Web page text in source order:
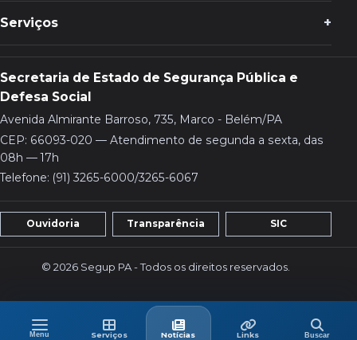
MenuMenu Serviços Notícias Links BuscarBuscar
Serviços
Secretaria de Estado de Segurança Pública e
Defesa Social
Avenida Almirante Barroso, 735, Marco - Belém/PA
CEP: 66093-020 — Atendimento de segunda a sexta, das
08h — 17h
Telefone: (91) 3265-6000/3265-6067
Ouvidoria Transparência SIC
© 2026 Segup PA - Todos os direitos reservados.